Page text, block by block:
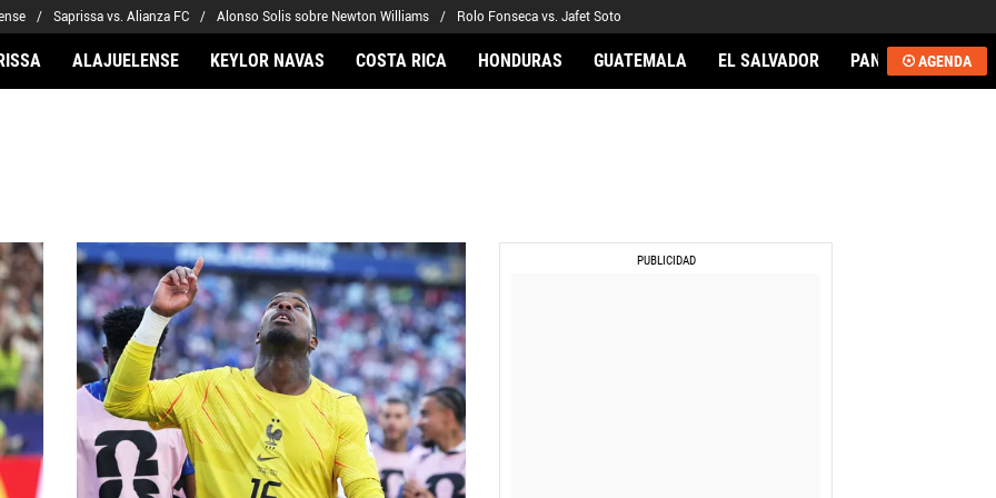
Saprissa vs. Alianza FC Alonso Solis sobre Newton Williams Rolo Fonseca vs. Jafet Soto
ALAJUELENSE KEYLOR NAVAS COSTA RICA HONDURAS GUATEMALA EL SALVADOR PANAMÁAGENDA
Méndez-Laing
Comunicaciones
Municipal
Olimpia
Motagua
Real Estelí
Real Madrid